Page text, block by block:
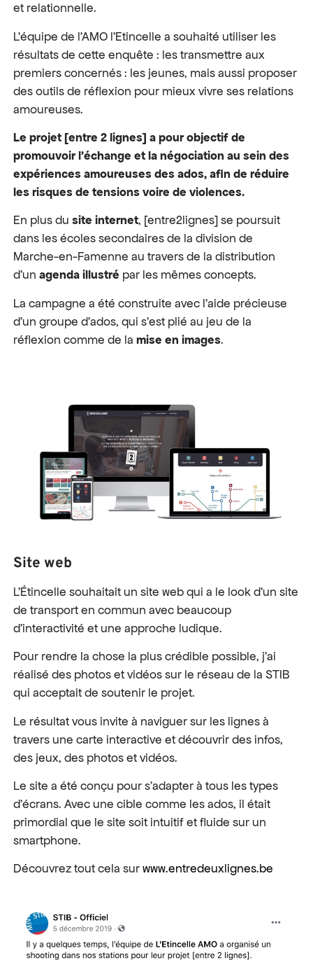
et relationnelle.
L’équipe de l’AMO l’Etincelle a souhaité utiliser les
résultats de cette enquête : les transmettre aux
premiers concernés : les jeunes, mais aussi proposer
des outils de réflexion pour mieux vivre ses relations
amoureuses.
Le projet [entre 2 lignes] a pour objectif de
promouvoir l’échange et la négociation au sein des
expériences amoureuses des ados, afin de réduire
les risques de tensions voire de violences.
En plus dusite internet, [entre2lignes] se poursuit
dans les écoles secondaires de la division de
Marche-en-Famenne au travers de la distribution
d’unagenda illustré par les mêmes concepts.
La campagne a été construite avec l’aide précieuse
d’un groupe d’ados, qui s’est plié au jeu de la
réflexion comme de lamise en images.
Site web
L’Étincelle souhaitait un site web qui a le look d’un site
de transport en commun avec beaucoup
d’interactivité et une approche ludique.
Pour rendre la chose la plus crédible possible, j’ai
réalisé des photos et vidéos sur le réseau de la STIB
qui acceptait de soutenir le projet.
Le résultat vous invite à naviguer sur les lignes à
travers une carte interactive et découvrir des infos,
des jeux, des photos et vidéos.
Le site a été conçu pour s’adapter à tous les types
d’écrans. Avec une cible comme les ados, il était
primordial que le site soit intuitif et fluide sur un
smartphone.
Découvrez tout cela surwww.entredeuxlignes.be